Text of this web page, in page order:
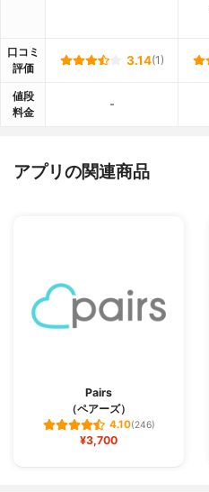
口コミ
評価
3.14(1)
値段
料金
-
アプリの関連商品
Pairs
（ペアーズ）
4.10(246)
¥3,700